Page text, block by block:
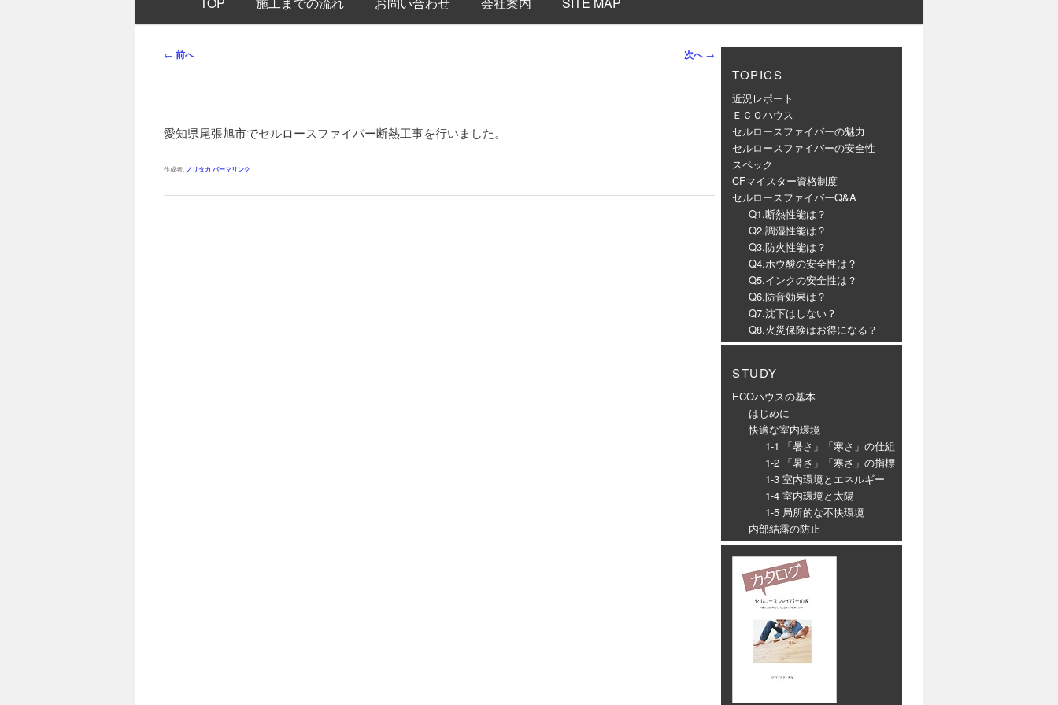
ン
投
ゲ
シ
← 前へ 次へ→
愛知県尾張旭市でセルロースファイバー断熱工事を行いました。
作成者: ノリタカ パーマリンク
TOPICS
近況レポート
ＥＣＯハウス
セルロースファイバーの魅力
セルロースファイバーの安全性
スペック
CFマイスター資格制度
セルロースファイバーQ&A
Q1.断熱性能は？
Q2.調湿性能は？
Q3.防火性能は？
Q4.ホウ酸の安全性は？
Q5.インクの安全性は？
Q6.防音効果は？
Q7.沈下はしない？
Q8.火災保険はお得になる？
STUDY
ECOハウスの基本
はじめに
快適な室内環境
1-1 「暑さ」「寒さ」の仕組
1-2 「暑さ」「寒さ」の指標
1-3 室内環境とエネルギー
1-4 室内環境と太陽
1-5 局所的な不快環境
内部結露の防止